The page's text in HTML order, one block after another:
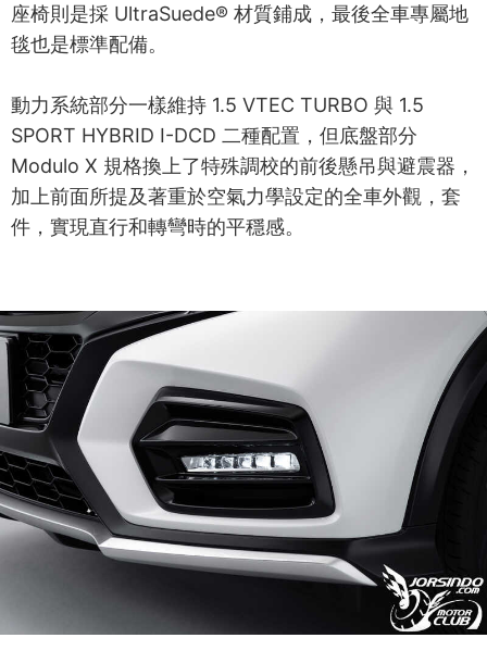
座椅則是採 UltraSuede® 材質鋪成，最後全車專屬地
毯也是標準配備。
動力系統部分一樣維持 1.5 VTEC TURBO 與 1.5
SPORT HYBRID I-DCD 二種配置，但底盤部分
Modulo X 規格換上了特殊調校的前後懸吊與避震器，
加上前面所提及著重於空氣力學設定的全車外觀，套
件，實現直行和轉彎時的平穩感。